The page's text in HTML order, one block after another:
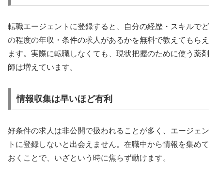
転職エージェントに登録すると、自分の経歴・スキルでど
の程度の年収・条件の求人があるかを無料で教えてもらえ
ます。実際に転職しなくても、現状把握のために使う薬剤
師は増えています。
情報収集は早いほど有利
好条件の求人は非公開で扱われることが多く、エージェン
トに登録しないと出会えません。在職中から情報を集めて
おくことで、いざという時に焦らず動けます。